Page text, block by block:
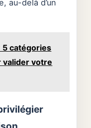
au-delà d’un
5 catégories
valider votre